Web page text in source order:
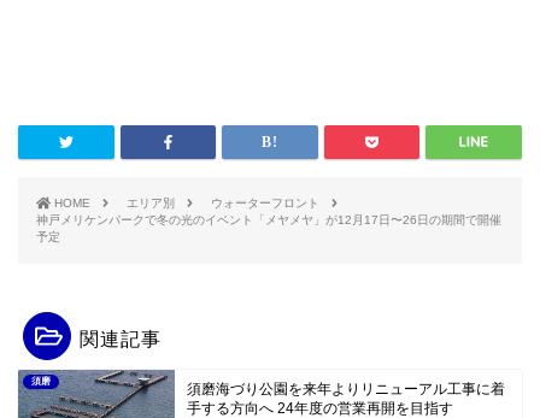
HOME エリア別
ウォーターフロント
神戸メリケンパークで冬の光のイベント「メヤメヤ」が12月17日〜26日の期間で開催
予定
関連記事
須磨
須磨海づり公園を来年よりリニューアル工事に着
手する方向へ 24年度の営業再開を目指す